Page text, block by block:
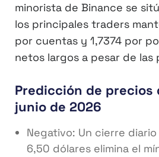
minorista de Binance se
los principales traders
por cuentas y 1,7374 por
netos largos a pesar de las
Predicción de precios
junio de 2026
Negativo: Un cierre
6,50 dólares elimina el